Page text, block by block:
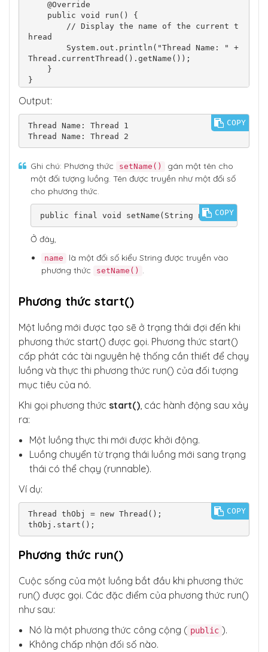
hread
Thread.currentThread().getName());
Output:
Thread Name: Thread 1
COPY
Ghi chú: Phương thức setName()
gán một tên cho
một đối tượng luồng. Tên được truyền như một đối số
cho phương thức.
public final void setName(String name)COPY
Ở đây,
name
là một đối số kiểu String được truyền vào
phương thức
setName() .
Phương thức start()
Một luồng mới được tạo sẽ ở trạng thái đợi đến khi
phương thức start() được gọi. Phương thức start()
cấp phát các tài nguyên hệ thống cần thiết để chạy
luồng và thực thi phương thức run() của đối tượng
mục tiêu của nó.
Khi gọi phương thức start(), các hành động sau xảy
ra:
Một luồng thực thi mới được khởi động.
Luồng chuyển từ trạng thái luồng mới sang trạng
thái có thể chạy (runnable).
Ví dụ:
Thread thObj = new Thread();
thObj.start();
COPY
Phương thức run()
Cuộc sống của một luồng bắt đầu khi phương thức
run() được gọi. Các đặc điểm của phương thức run()
như sau:
Nó là một phương thức công cộng ( public ).
Không chấp nhận đối số nào.